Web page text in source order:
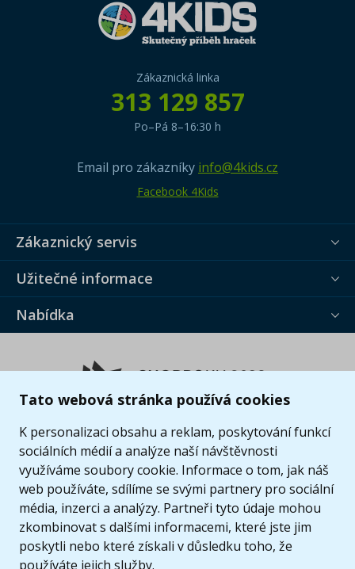
Tato webová stránka používá cookies
K personalizaci obsahu a reklam, poskytování funkcí
sociálních médií a analýze naší návštěvnosti
využíváme soubory cookie. Informace o tom, jak náš
web používáte, sdílíme se svými partnery pro sociální
média, inzerci a analýzy. Partneři tyto údaje mohou
zkombinovat s dalšími informacemi, které jste jim
poskytli nebo které získali v důsledku toho, že
používáte jejich služby.
Zákaznická linka
313 129 857
Po–Pá 8–16:30 h
Email pro zákazníky info@4kids.cz
Facebook 4Kids
Zákaznický servis
Užitečné informace
Nabídka